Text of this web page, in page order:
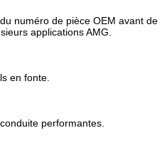
numéro de pièce OEM avant de
applications AMG.
en fonte.
performantes.